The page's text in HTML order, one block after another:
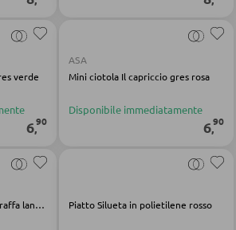
ATTREZZATE
componibili
TV
punti luce a LED
da scrivania a LED
DA ESTERNO
solari
verde
6,90
ASA
Mini ciotola Il capriccio gres rosa
Disponibile immediatamente
6,90
Uovo accogliente Lana giraffa lana di pecora giallo Piatto Silueta in polietilene rosso